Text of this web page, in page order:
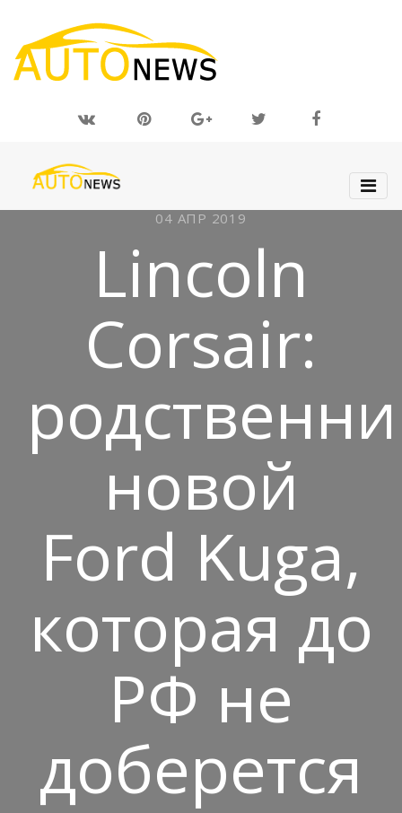
04 АПР 2019
Lincoln
Corsair:
новой
Ford Kuga,
которая до
РФ не
доберется